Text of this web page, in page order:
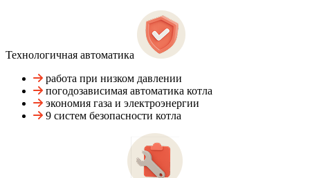
Технологичная автоматика
работа при низком давлении
погодозависимая автоматика котла
экономия газа и электроэнергии
9 систем безопасности котла